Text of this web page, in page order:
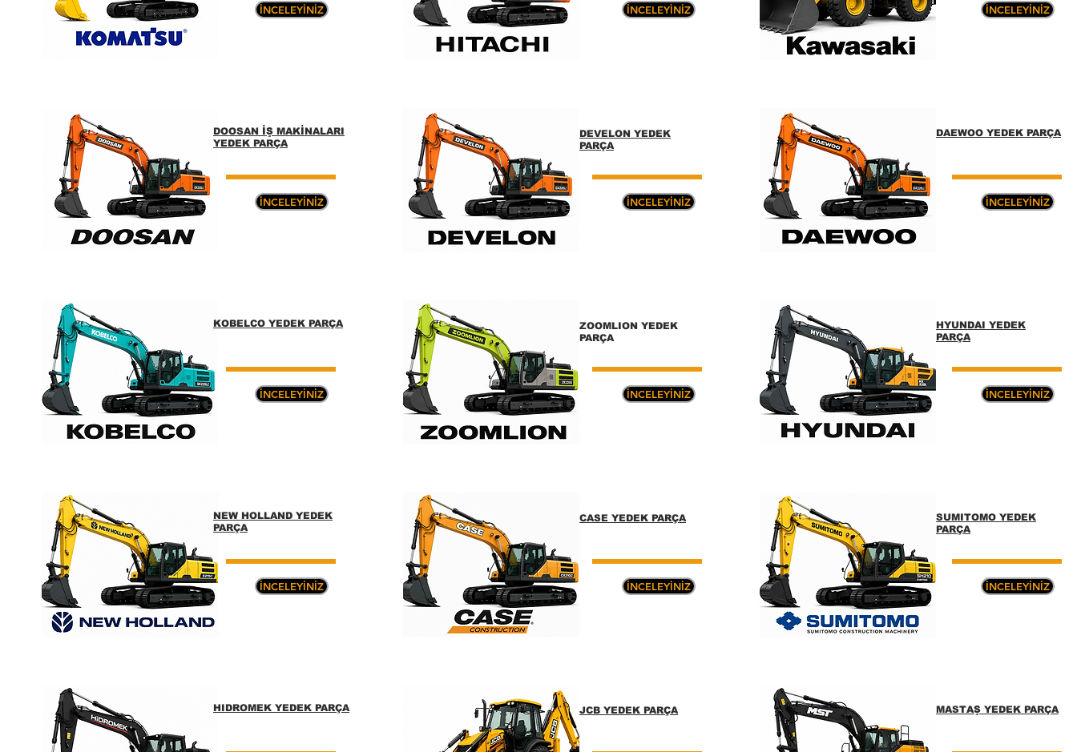
İNCELEYİNİZ
DOOSAN İŞ MAKİNALARI
YEDEK PARÇA
İNCELEYİNİZ
KOBELCO YEDEK PARÇA
İNCELEYİNİZ
NEW HOLLAND YEDEK
PARÇA
İNCELEYİNİZ
HIDROMEK YEDEK PARÇA
İNCELEYİNİZ
DEVELON YEDEK
PARÇA
İNCELEYİNİZ
ZOOMLION YEDEK
PARÇA
İNCELEYİNİZ
CASE YEDEK PARÇA
İNCELEYİNİZ
JCB YEDEK PARÇA
İNCELEYİNİZ
DAEWOO YEDEK PARÇA
İNCELEYİNİZ
HYUNDAI YEDEK
PARÇA
İNCELEYİNİZ
SUMITOMO YEDEK
PARÇA
İNCELEYİNİZ
MASTAŞ YEDEK PARÇA